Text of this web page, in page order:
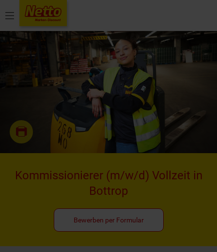
Menü
Kommissionierer (m/w/d) Vollzeit in
Bottrop
Bewerben per Formular